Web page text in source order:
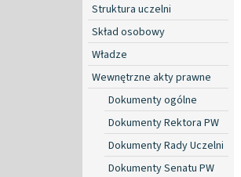
Struktura uczelni
Skład osobowy
Władze
Wewnętrzne akty prawne
Dokumenty ogólne
Dokumenty Rektora PW
Dokumenty Rady Uczelni
Dokumenty Senatu PW